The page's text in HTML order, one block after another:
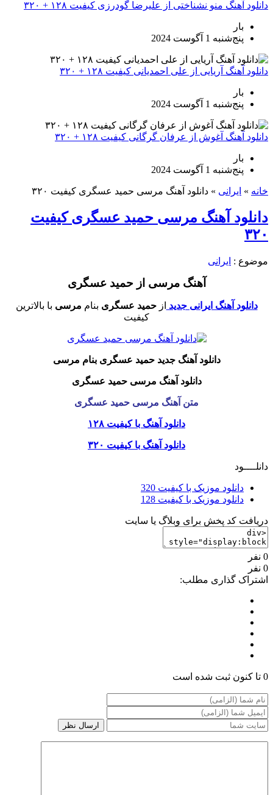
دانلود آهنگ منو نشناختی از علیرضا گودرزی کیفیت ۱۲۸ + ۳۲۰
بار
پنج‌شنبه 1 آگوست 2024
دانلود آهنگ آریایی از علی احمدیانی کیفیت ۱۲۸ + ۳۲۰
بار
پنج‌شنبه 1 آگوست 2024
دانلود آهنگ آغوش از عرفان گرگانی کیفیت ۱۲۸ + ۳۲۰
بار
پنج‌شنبه 1 آگوست 2024
خانه » ایرانی » دانلود آهنگ مرسی حمید عسگری کیفیت ۳۲۰
دانلود آهنگ مرسی حمید عسگری کیفیت
۳۲۰
موضوع : ایرانی
آهنگ مرسی از حمید عسگری
دانلود آهنگ ایرانی جدید ازحمید عسگری بنام مرسی با بالاترین
کیفیت
دانلود آهنگ جدید حمید عسگری بنام مرسی
دانلود آهنگ مرسی حمید عسگری
متن آهنگ مرسی حمید عسگری
دانلود آهنگ با کیفیت ۱۲۸
دانلود آهنگ با کیفیت ۳۲۰
دانلــــود
دانلود موزیک با کیفیت 320
دانلود موزیک با کیفیت 128
دریافت کد پخش برای وبلاگ یا سایت
0 نفر
0 نفر
اشتراک گذاری مطلب:
0 تا کنون ثبت شده است